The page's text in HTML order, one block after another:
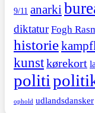
9/11 anarki
diktatur Fogh
historie
kunstkørekort
politi
ophold udlandsdansker